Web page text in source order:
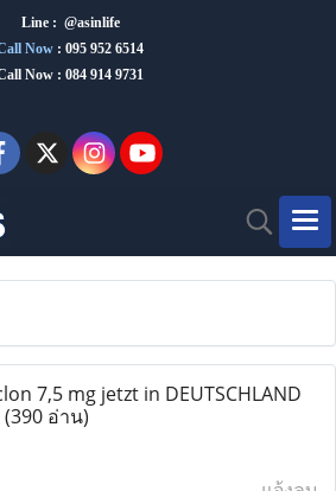
Line : @asinlife
Now : 095 952 6514
Now : 084 914 9731
7,5 mg jetzt in DEUTSCHLAND
(390 อ่าน)